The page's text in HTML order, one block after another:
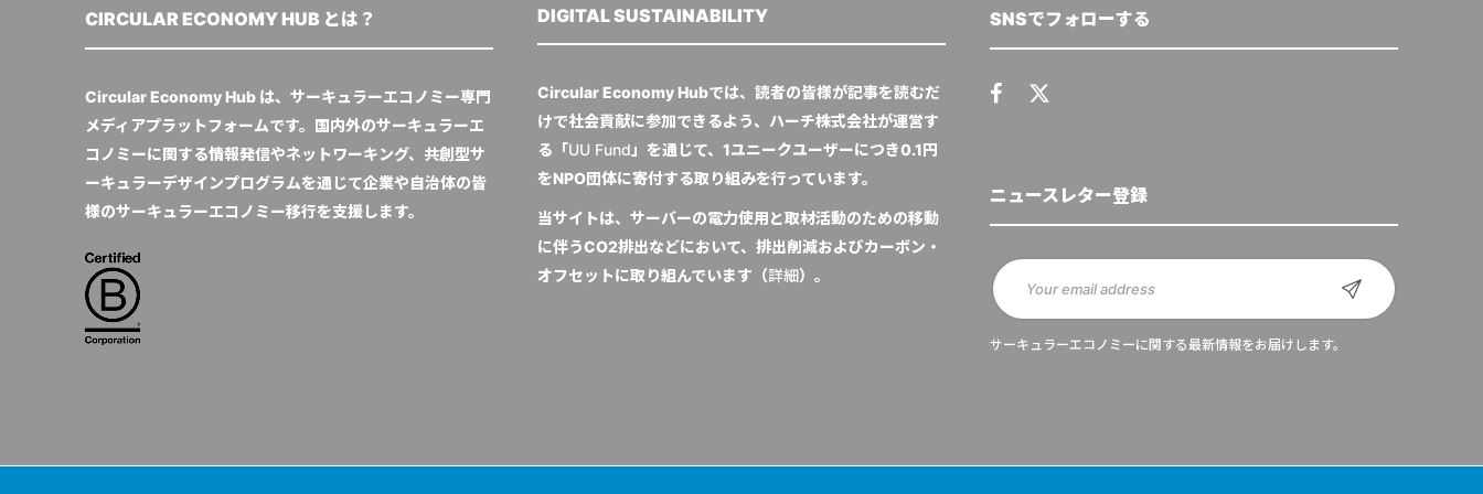
CIRCULAR ECONOMY HUB とは？
Circular Economy Hub は、サーキュラーエコノミー専門
メディアプラットフォームです。国内外のサーキュラーエ
コノミーに関する情報発信やネットワーキング、共創型サ
ーキュラーデザインプログラムを通じて企業や自治体の皆
様のサーキュラーエコノミー移行を支援します。
DIGITAL SUSTAINABILITY
Circular Economy Hubでは、読者の皆様が記事を読むだ
けで社会貢献に参加できるよう、ハーチ株式会社が運営す
る「UU Fund 」を通じて、1ユニークユーザーにつき0.1円
をNPO団体に寄付する取り組みを行っています。
当サイトは、サーバーの電力使用と取材活動のための移動
に伴うCO2排出などにおいて、排出削減およびカーボン・
オフセットに取り組んでいます（詳細）。
SNSでフォローする
ニュースレター登録
サーキュラーエコノミーに関する最新情報をお届けします。